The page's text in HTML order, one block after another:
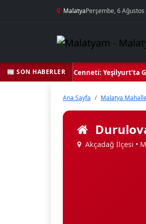
MalatyaPerşembe, 6
📰 SON HABERLER
Kalbi ve Kültür Cenneti: Yeşilyurt’ta
Ana Sayfa Malatya
Akçadağ İlçesi •